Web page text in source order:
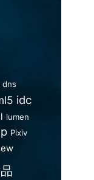
dns
idc
lumen
Pixiv